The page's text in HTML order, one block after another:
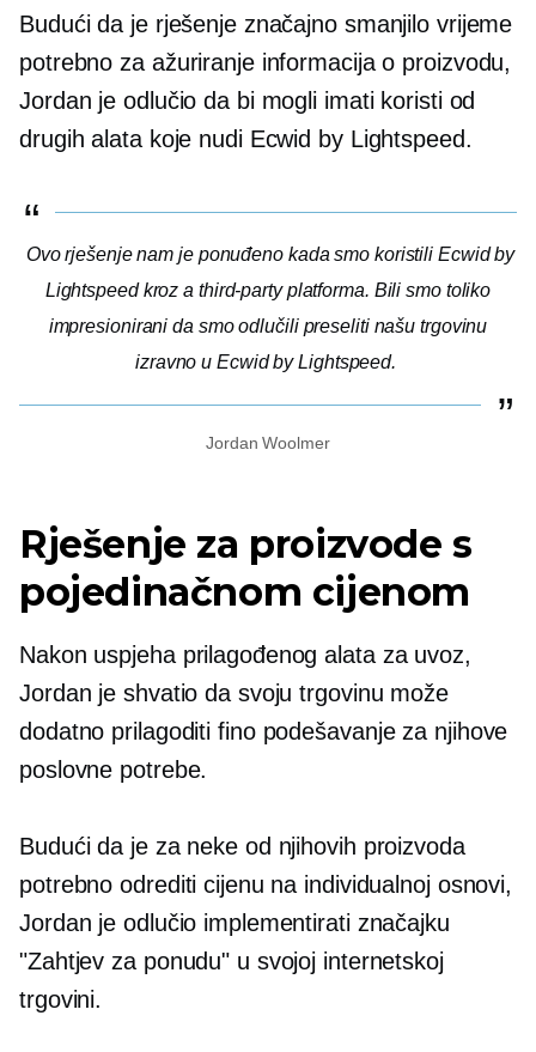
Budući da je rješenje značajno smanjilo vrijeme
potrebno za ažuriranje informacija o proizvodu,
Jordan je odlučio da bi mogli imati koristi od
drugih alata koje nudi Ecwid by Lightspeed.
Ovo rješenje nam je ponuđeno kada smo koristili Ecwid by
Lightspeed kroz a third-partyplatforma. Bili smo toliko
impresionirani da smo odlučili preseliti našu trgovinu
izravno u Ecwid by Lightspeed.
Jordan Woolmer
Rješenje za proizvode s
pojedinačnom cijenom
Nakon uspjeha prilagođenog alata za uvoz,
Jordan je shvatio da svoju trgovinu može
dodatno prilagoditi fino podešavanjeza njihove
poslovne potrebe.
Budući da je za neke od njihovih proizvoda
potrebno odrediti cijenu na individualnoj osnovi,
Jordan je odlučio implementirati značajku
"Zahtjev za ponudu" u svojoj internetskoj
trgovini.